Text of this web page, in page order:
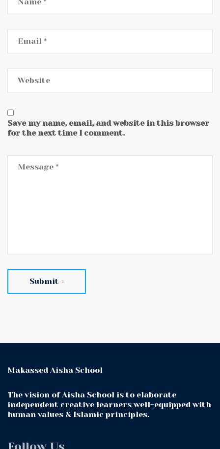
Save my name, email, and website in this browser
for the next time I comment.
Submit
Makassed Aisha School
The vision of Aisha School is to elaborate
independent creative learners well-equipped with
human values & Islamic principles.